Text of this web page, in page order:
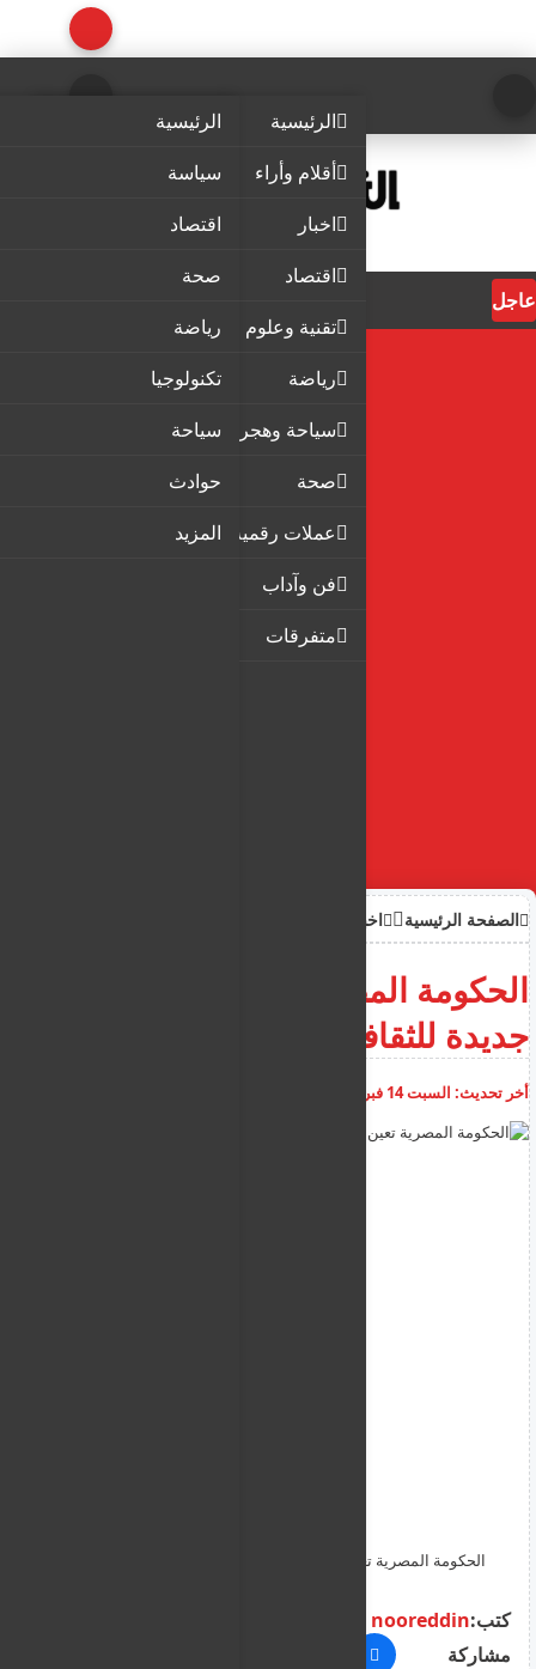
الرئيسية
أقلام وأراء
اخبار
اقتصاد
تقنية وعلوم
رياضة
سياحة وهجرة
صحة
عملات رقمية
فن وآداب
متفرقات
الرئيسية
سياسة
اقتصاد
صحة
رياضة
تكنولوجيا
سياحة
حوادث
المزيد
عاجل
الصفحة الرئيسية اخبار
الحكومة المصرية تعين وزيرة
جديدة للثقافة متهمة بالفساد
أخر تحديث: السبت 14 فبراير 2026
الحكومة المصرية تعين وزيرة جديدة للثقافة متهمة بالفساد
كتب:nooreddin
مشاركة